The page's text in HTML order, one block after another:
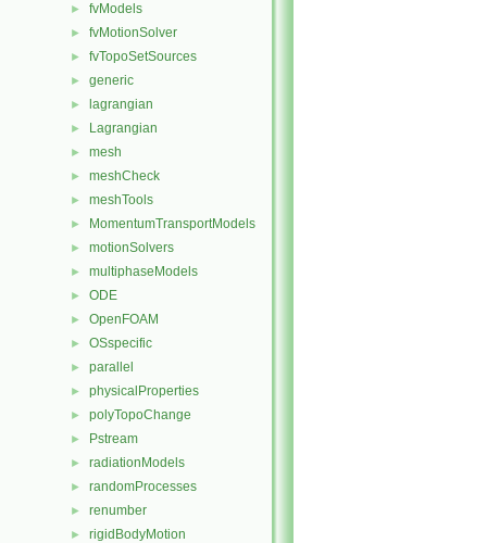
► fvModels
► fvMotionSolver
► fvTopoSetSources
► generic
► lagrangian
► Lagrangian
► mesh
► meshCheck
► meshTools
► MomentumTransportModels
► motionSolvers
► multiphaseModels
► ODE
► OpenFOAM
► OSspecific
► parallel
► physicalProperties
► polyTopoChange
► Pstream
► radiationModels
► randomProcesses
► renumber
► rigidBodyMotion